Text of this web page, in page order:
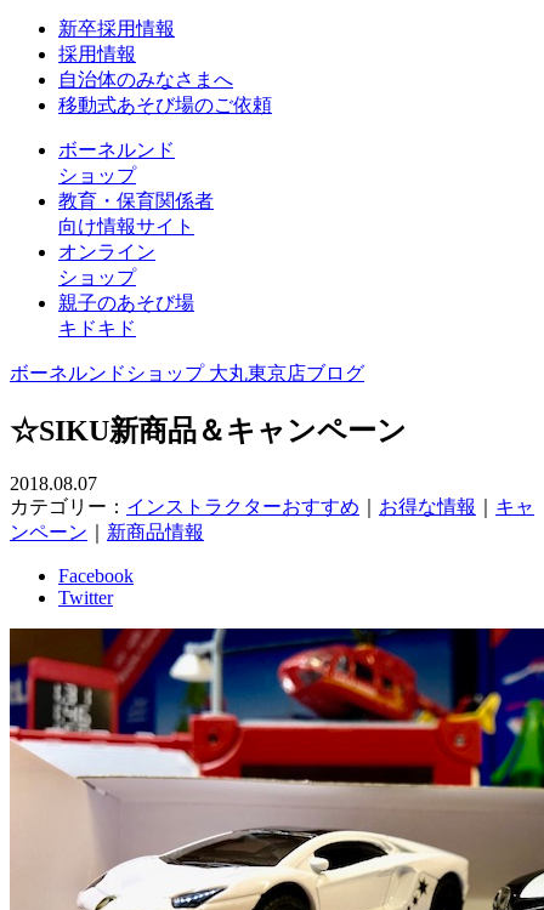
新卒採用情報
採用情報
自治体のみなさまへ
移動式あそび場のご依頼
ボーネルンド
ショップ
教育・保育関係者
向け情報サイト
オンライン
ショップ
親子のあそび場
キドキド
ボーネルンドショップ 大丸東京店ブログ
☆SIKU新商品＆キャンペーン
2018.08.07
カテゴリー： インストラクターおすすめ お得な情報
キャ
ンペーン
新商品情報
Facebook
Twitter